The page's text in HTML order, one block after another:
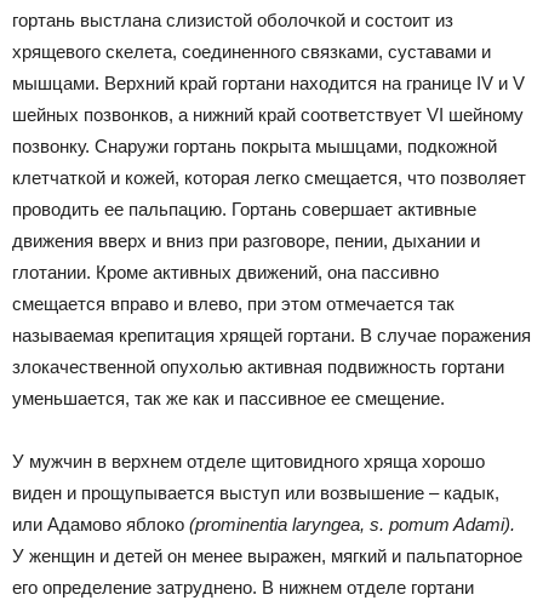
гортань выстлана слизистой оболочкой и состоит из
хрящевого скелета, соединенного связками, суставами и
мышцами. Верхний край гортани находится на границе IV и V
шейных позвонков, а нижний край соответствует VI шейному
позвонку. Снаружи гортань покрыта мышцами, подкожной
клетчаткой и кожей, которая легко смещается, что позволяет
проводить ее пальпацию. Гортань совершает активные
движения вверх и вниз при разговоре, пении, дыхании и
глотании. Кроме активных движений, она пассивно
смещается вправо и влево, при этом отмечается так
называемая крепитация хрящей гортани. В случае поражения
злокачественной опухолью активная подвижность гортани
уменьшается, так же как и пассивное ее смещение.
У мужчин в верхнем отделе щитовидного хряща хорошо
виден и прощупывается выступ или возвышение – кадык,
или Адамово яблоко (prominentia laryngea, s. pomum Adami).
У женщин и детей он менее выражен, мягкий и пальпаторное
его определение затруднено. В нижнем отделе гортани